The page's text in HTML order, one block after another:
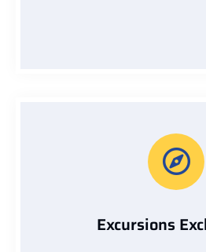
Excursions